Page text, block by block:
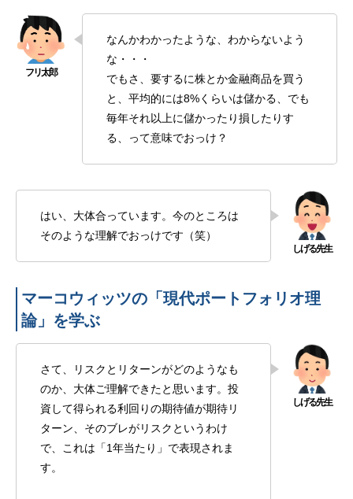
なんかわかったような、わからないよう
な・・・
でもさ、要するに株とか金融商品を買う
と、平均的には8%くらいは儲かる、でも
毎年それ以上に儲かったり損したりす
る、って意味でおっけ？
はい、大体合っています。今のところは
そのような理解でおっけです（笑）
マーコウィッツの「現代ポートフォリオ理
論」を学ぶ
さて、リスクとリターンがどのようなも
のか、大体ご理解できたと思います。投
資して得られる利回りの期待値が期待リ
ターン、そのブレがリスクというわけ
で、これは「1年当たり」で表現されま
す。